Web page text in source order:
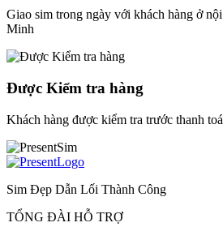
Giao sim trong ngày với khách hàng ở
Minh
Được Kiểm tra hàng
Khách hàng được kiểm tra trước thanh
Sim Đẹp Dẫn Lối Thành Công
TỔNG ĐÀI HỖ TRỢ